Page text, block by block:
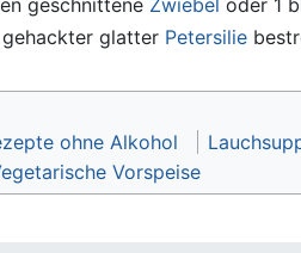
geschnittene Zwiebel oder 1
glatter Petersilie
ohne Alkohol
Vorspeise